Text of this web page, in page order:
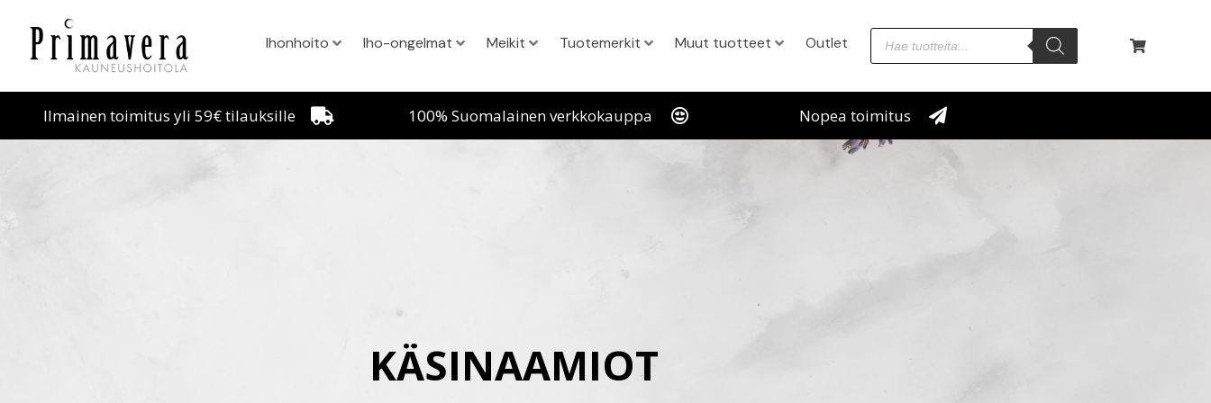
Ihonhoito Iho-ongelmat Meikit Tuotemerkit Muut tuotteet Outlet
Ilmainen toimitus yli 59€ tilauksille 100% Suomalainen verkkokauppa Nopea toimitus
KÄSINAAMIOT